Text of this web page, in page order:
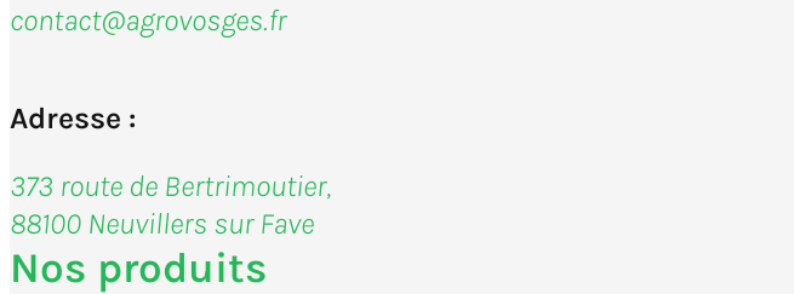
contact@agrovosges.fr
Adresse :
373 route de Bertrimoutier,
88100 Neuvillers sur Fave
Nos produits